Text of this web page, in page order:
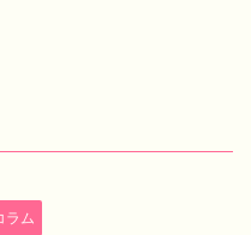
ラム